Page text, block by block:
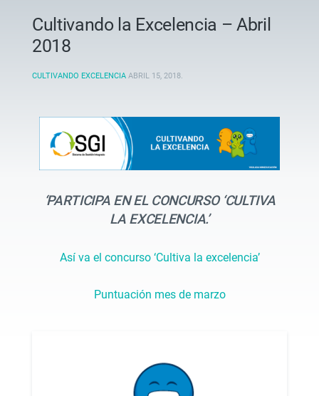
Cultivando la Excelencia – Abril
2018
CULTIVANDO EXCELENCIA ABRIL 15, 2018.
‘PARTICIPA EN EL CONCURSO ‘CULTIVA
LA EXCELENCIA.’
Así va el concurso ‘Cultiva la excelencia’
Puntuación mes de marzo